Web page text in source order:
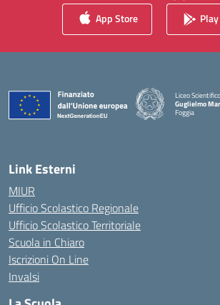
App Store
Liceo
Guglielmo
Foggia
— Visita la
Link Esterni
MIUR
Ufficio Scolastico Regionale
Ufficio Scolastico Territoriale
Scuola in Chiaro
Iscrizioni On Line
Invalsi